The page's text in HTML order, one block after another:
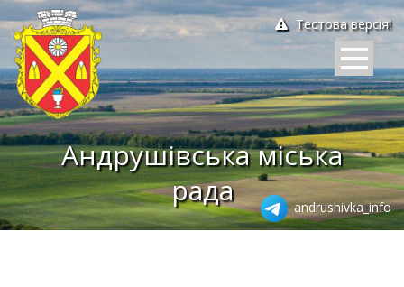
Тестова версія!
Андрушівська міська
рада
andrushivka_info